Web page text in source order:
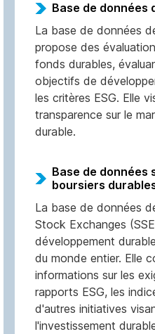
Base de données
La base de données
propose des
fonds durables,
objectifs de
les critères ESG. Elle
transparence sur le
durable.
Base de données
boursiers
La base de données
Stock Exchanges
développement
du monde entier. Elle
informations sur les
rapports ESG, les
d'autres initiatives
l'investissement